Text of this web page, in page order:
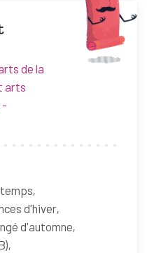
de la
arts
d'hiver
d'automne